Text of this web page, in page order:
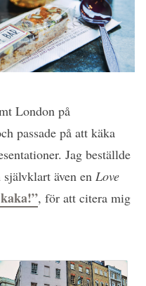
London på
passade på att käka
Jag beställde
även en Love
, för att citera mig